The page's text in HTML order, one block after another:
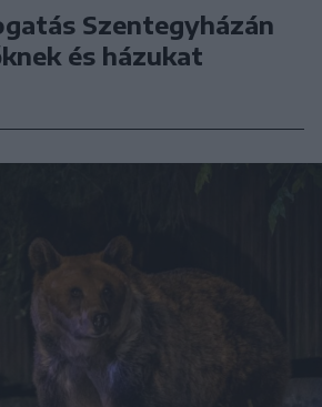
Szentegyházán
és házukat